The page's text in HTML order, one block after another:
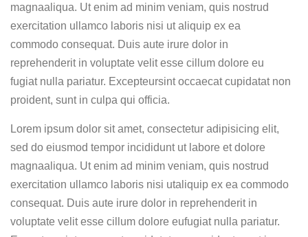
magnaaliqua. Ut enim ad minim veniam, quis nostrud
exercitation ullamco laboris nisi ut aliquip ex ea
commodo consequat. Duis aute irure dolor in
reprehenderit in voluptate velit esse cillum dolore eu
fugiat nulla pariatur. Excepteursint occaecat cupidatat non
proident, sunt in culpa qui officia.
Lorem ipsum dolor sit amet, consectetur adipisicing elit,
sed do eiusmod tempor incididunt ut labore et dolore
magnaaliqua. Ut enim ad minim veniam, quis nostrud
exercitation ullamco laboris nisi utaliquip ex ea commodo
consequat. Duis aute irure dolor in reprehenderit in
voluptate velit esse cillum dolore eufugiat nulla pariatur.